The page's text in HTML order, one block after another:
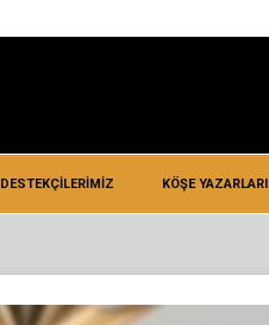
DESTEKÇILERIMIZ KÖŞE YAZARLARI